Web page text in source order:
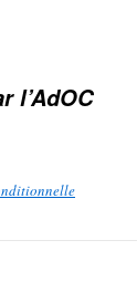
l’AdOC